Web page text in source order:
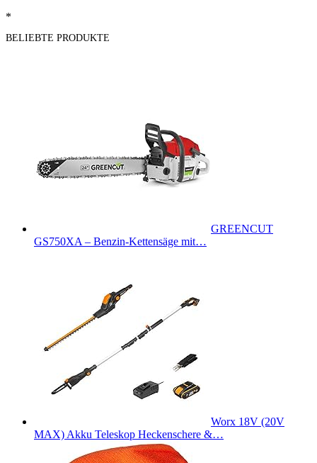
*
BELIEBTE PRODUKTE
GREENCUT
GS750XA – Benzin-Kettensäge mit…
Worx 18V (20V
MAX) Akku Teleskop Heckenschere &…